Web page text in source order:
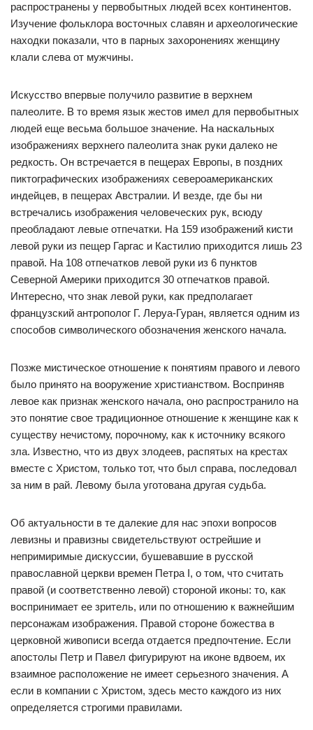
распространены у первобытных людей всех континентов.
Изучение фольклора восточных славян и археологические
находки показали, что в парных захоронениях женщину
клали слева от мужчины.
Искусство впервые получило развитие в верхнем
палеолите. В то время язык жестов имел для первобытных
людей еще весьма большое значение. На наскальных
изображениях верхнего палеолита знак руки далеко не
редкость. Он встречается в пещерах Европы, в поздних
пиктографических изображениях североамериканских
индейцев, в пещерах Австралии. И везде, где бы ни
встречались изображения человеческих рук, всюду
преобладают левые отпечатки. На 159 изображений кисти
левой руки из пещер Гаргас и Кастилио приходится лишь 23
правой. На 108 отпечатков левой руки из 6 пунктов
Северной Америки приходится 30 отпечатков правой.
Интересно, что знак левой руки, как предполагает
французский антрополог Г. Леруа-Гуран, является одним из
способов символического обозначения женского начала.
Позже мистическое отношение к понятиям правого и левого
было принято на вооружение христианством. Восприняв
левое как признак женского начала, оно распространило на
это понятие свое традиционное отношение к женщине как к
существу нечистому, порочному, как к источнику всякого
зла. Известно, что из двух злодеев, распятых на крестах
вместе с Христом, только тот, что был справа, последовал
за ним в рай. Левому была уготована другая судьба.
Об актуальности в те далекие для нас эпохи вопросов
левизны и правизны свидетельствуют острейшие и
непримиримые дискуссии, бушевавшие в русской
православной церкви времен Петра I, о том, что считать
правой (и соответственно левой) стороной иконы: то, как
воспринимает ее зритель, или по отношению к важнейшим
персонажам изображения. Правой стороне божества в
церковной живописи всегда отдается предпочтение. Если
апостолы Петр и Павел фигурируют на иконе вдвоем, их
взаимное расположение не имеет серьезного значения. А
если в компании с Христом, здесь место каждого из них
определяется строгими правилами.